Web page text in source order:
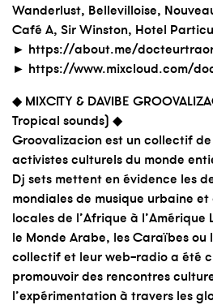
Wanderlust, Bellevilloise,
Café A, Sir Winston, Hotel
► https://about.me/
► https://www.mixcloud.com/
◆ MIXCITY & DAVIBE
Tropical sounds) ◆
Groovalizacion est un collectif
activistes culturels du monde
Dj sets mettent en évidence les
mondiales de musique urbaine
locales de l’Afrique à
le Monde Arabe, les Caraïbes ou
collectif et leur web-radio a été
promouvoir des rencontres
l’expérimentation à travers les